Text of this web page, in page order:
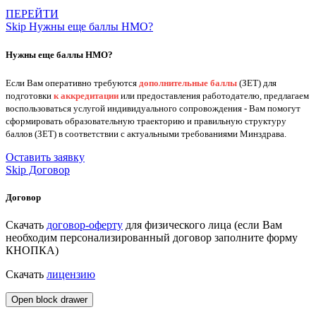
ПЕРЕЙТИ
Skip Нужны еще баллы НМО?
Нужны еще баллы НМО?
Если Вам оперативно требуются дополнительные баллы (ЗЕТ) для
подготовки к аккредитации или предоставления работодателю, предлагаем
воспользоваться услугой индивидуального сопровождения - Вам помогут
сформировать образовательную траекторию и правильную структуру
баллов (ЗЕТ) в соответствии с актуальными требованиями Минздрава.
Оставить заявку
Skip Договор
Договор
Скачать договор-оферту для физического лица (если Вам
необходим персонализированный договор заполните форму
КНОПКА)
Скачать лицензию
Open block drawer